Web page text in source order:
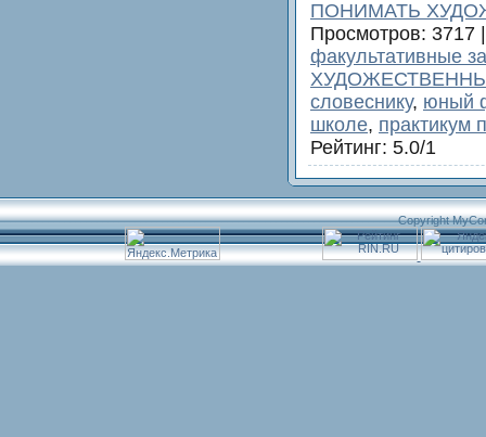
ПОНИМАТЬ
Просмотров: 3717
факультативные
словеснику, юный
школе, практикум
Рейтинг: 5.0/1
Copyright